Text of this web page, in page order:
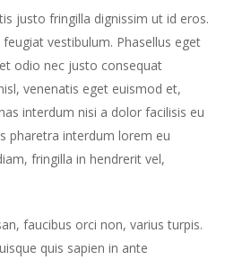
justo fringilla dignissim ut id eros.
vestibulum. Phasellus eget
odio nec justo consequat
venenatis eget euismod et,
interdum nisi a dolor facilisis eu
pharetra interdum lorem eu
fringilla in hendrerit vel,
faucibus orci non, varius turpis.
quis sapien in ante